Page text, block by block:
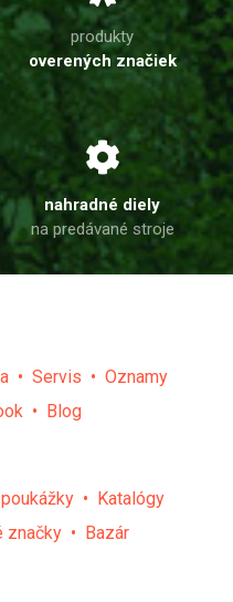
produkty
overených značiek
nahradné diely
na predávané stroje
Servis
Oznamy
Blog
Katalógy
značky
Bazár